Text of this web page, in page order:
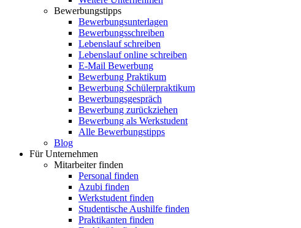
Bewerbungstipps
Bewerbungsunterlagen
Bewerbungsschreiben
Lebenslauf schreiben
Lebenslauf online schreiben
E-Mail Bewerbung
Bewerbung Praktikum
Bewerbung Schülerpraktikum
Bewerbungsgespräch
Bewerbung zurückziehen
Bewerbung als Werkstudent
Alle Bewerbungstipps
Blog
Für Unternehmen
Mitarbeiter finden
Personal finden
Azubi finden
Werkstudent finden
Studentische Aushilfe finden
Praktikanten finden